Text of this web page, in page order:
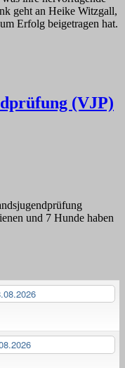
geht an Heike Witzgall,
Erfolg beigetragen hat.
(VJP)
und 7 Hunde haben